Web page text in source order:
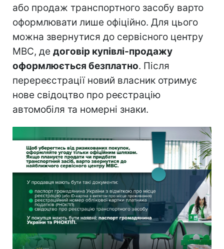
або продаж транспортного засобу варто
оформлювати лише офіційно. Для цього
можна звернутися до сервісного центру
МВС, де договір купівлі-продажу
оформлюється безплатно. Після
перереєстрації новий власник отримує
нове свідоцтво про реєстрацію
автомобіля та номерні знаки.